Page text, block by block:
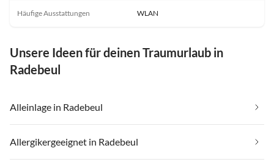
Häufige Ausstattungen WLAN
Unsere Ideen für deinen Traumurlaub in
Radebeul
Alleinlage in Radebeul
Allergikergeeignet in Radebeul